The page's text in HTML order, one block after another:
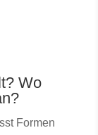
Wo
Formen